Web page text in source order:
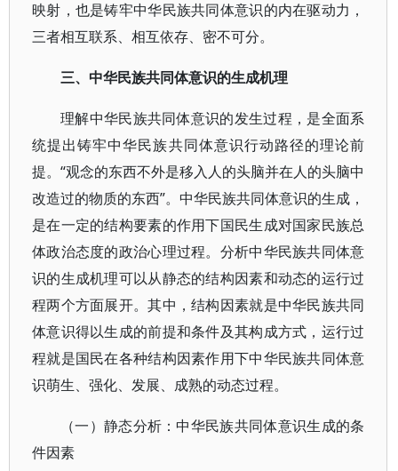
映射，也是铸牢中华民族共同体意识的内在驱动力，
三者相互联系、相互依存、密不可分。
三、中华民族共同体意识的生成机理
理解中华民族共同体意识的发生过程，是全面系
统提出铸牢中华民族共同体意识行动路径的理论前
提。“观念的东西不外是移入人的头脑并在人的头脑中
改造过的物质的东西”。中华民族共同体意识的生成，
是在一定的结构要素的作用下国民生成对国家民族总
体政治态度的政治心理过程。分析中华民族共同体意
识的生成机理可以从静态的结构因素和动态的运行过
程两个方面展开。其中，结构因素就是中华民族共同
体意识得以生成的前提和条件及其构成方式，运行过
程就是国民在各种结构因素作用下中华民族共同体意
识萌生、强化、发展、成熟的动态过程。
（一）静态分析：中华民族共同体意识生成的条
件因素